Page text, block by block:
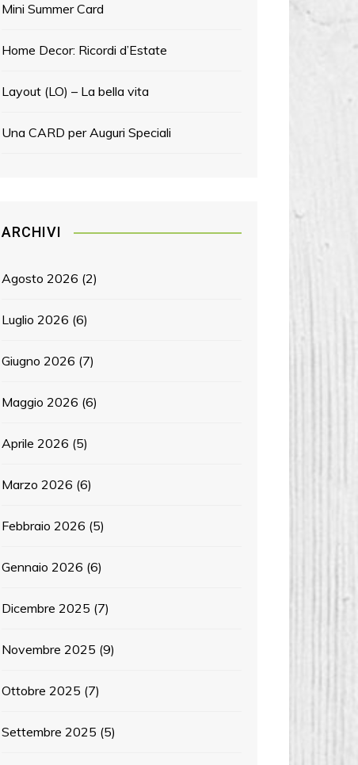
Mini Summer Card
Home Decor: Ricordi d’Estate
Layout (LO) – La bella vita
Una CARD per Auguri Speciali
ARCHIVI
Agosto 2026 (2)
Luglio 2026 (6)
Giugno 2026 (7)
Maggio 2026 (6)
Aprile 2026 (5)
Marzo 2026 (6)
Febbraio 2026 (5)
Gennaio 2026 (6)
Dicembre 2025 (7)
Novembre 2025 (9)
Ottobre 2025 (7)
Settembre 2025 (5)